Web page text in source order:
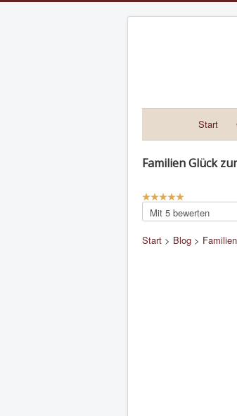
Start
Familien Glück
Bewertung:
Bitte
bewerten
Start > Blog >